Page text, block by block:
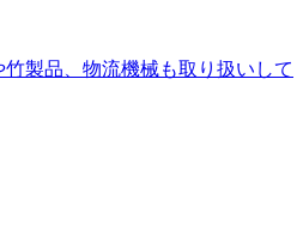
製品、物流機械も取り扱いして